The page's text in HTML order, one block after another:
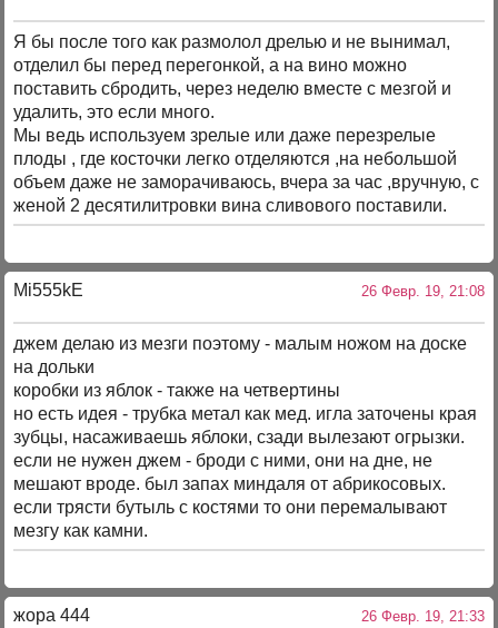
Я бы после того как размолол дрелью и не вынимал,
отделил бы перед перегонкой, а на вино можно
поставить сбродить, через неделю вместе с мезгой и
удалить, это если много.
Мы ведь используем зрелые или даже перезрелые
плоды , где косточки легко отделяются ,на небольшой
объем даже не заморачиваюсь, вчера за час ,вручную, с
женой 2 десятилитровки вина сливового поставили.
Mi555kE 26 Февр. 19, 21:08
джем делаю из мезги поэтому - малым ножом на доске
на дольки
коробки из яблок - также на четвертины
но есть идея - трубка метал как мед. игла заточены края
зубцы, насаживаешь яблоки, сзади вылезают огрызки.
если не нужен джем - броди с ними, они на дне, не
мешают вроде. был запах миндаля от абрикосовых.
если трясти бутыль с костями то они перемалывают
мезгу как камни.
жора 444 26 Февр. 19, 21:33